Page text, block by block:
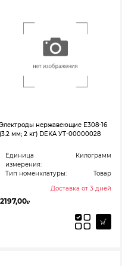
Электроды нержавеющие E308-16
(3.2 мм; 2 кг) DEKA УТ-00000028
Единица
измерения:
Килограмм
Тип номенклатуры:
Товар
Доставка от 3 дней
2197,00₽